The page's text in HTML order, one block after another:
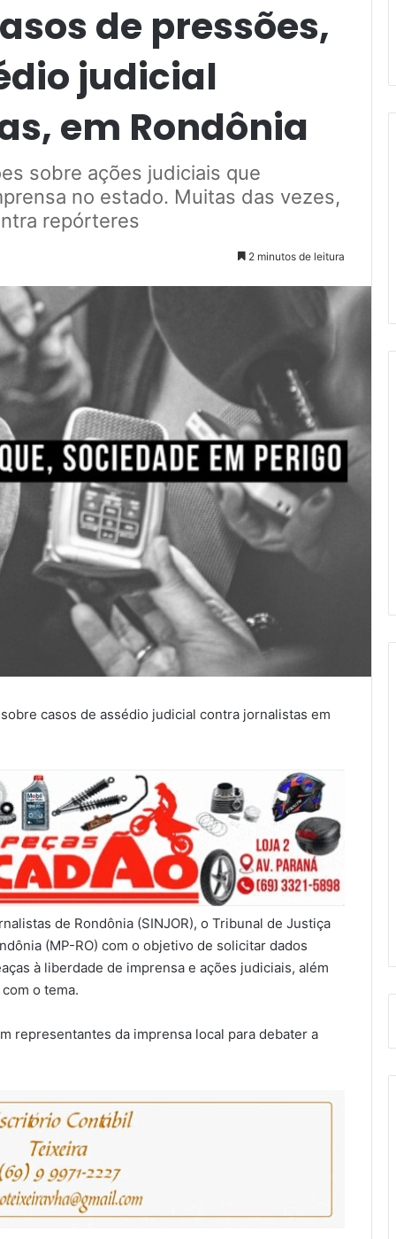
de pressões,
judicial
em Rondônia
sobre ações judiciais que
no estado. Muitas das vezes,
repórteres
2 minutos de leitura
casos de assédio judicial contra jornalistas em
de Rondônia (SINJOR), o Tribunal de Justiça
(MP-RO) com o objetivo de solicitar dados
à liberdade de imprensa e ações judiciais, além
o tema.
representantes da imprensa local para debater a